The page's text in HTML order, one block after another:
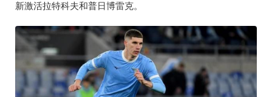
新激活拉特科夫和普日博雷克。